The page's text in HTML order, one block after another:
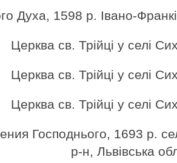
Духа, 1598 р. Івано-
Церква св. Трійці у селі
Церква св. Трійці у селі
Церква св. Трійці у селі
Господнього, 1693 р.
р-н, Львівська